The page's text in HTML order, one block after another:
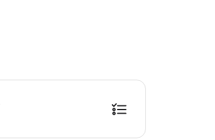
따라 소요 시간이 다를 수 있으니, 예약 시 확인 부탁드립니다.)